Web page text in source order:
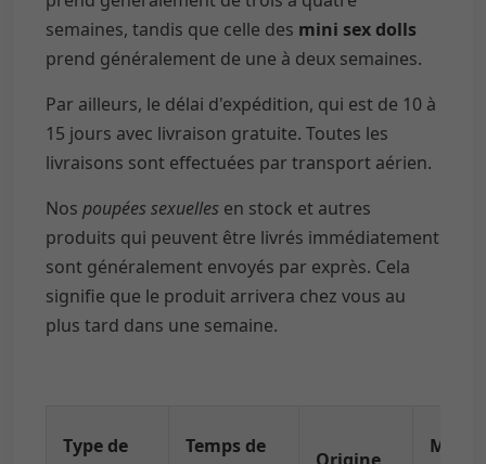
semaines, tandis que celle des
mini sex dolls
prend généralement de une à deux semaines.
Par ailleurs, le délai d'expédition, qui est de 10 à
15 jours avec livraison gratuite. Toutes les
livraisons sont effectuées par transport aérien.
poupées sexuelles
produits qui peuvent être livrés immédiatement
sont généralement envoyés par exprès. Cela
signifie que le produit arrivera chez vous au
plus tard dans une semaine.